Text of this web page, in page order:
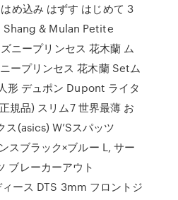
め込み はずす はじめて 3
Shang & Mulan Petite
ニープリンセス 花木蘭 ム
ープリンセス 花木蘭 Setム
形 デュポン Dupont ライタ
規品) スリム7 世界最薄 お
ス(asics) W’Sスパッツ
スブラック×ブルー L, サー
ブレーカーアウト
ース DTS 3mm フロントジ